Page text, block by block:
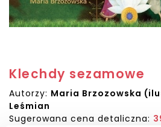
Klechdy sezamowe
Autorzy: Maria Brzozowska
Leśmian
Sugerowana cena detaliczna: